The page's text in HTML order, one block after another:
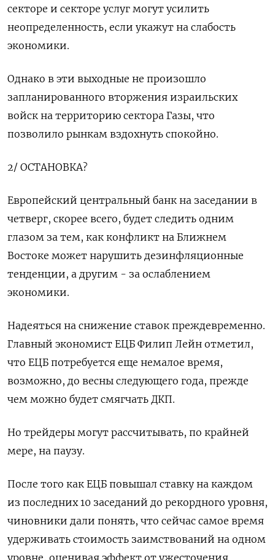
секторе и секторе услуг могут усилить
неопределенность, если укажут на слабость
экономики.
Однако в эти выходные не произошло
запланированного вторжения израильских
войск на территорию сектора Газы, что
позволило рынкам вздохнуть спокойно.
2/ ОСТАНОВКА?
Европейский центральный банк на заседании в
четверг, скорее всего, будет следить одним
глазом за тем, как конфликт на Ближнем
Востоке может нарушить дезинфляционные
тенденции, а другим - за ослаблением
экономики.
Надеяться на снижение ставок преждевременно.
Главный экономист ЕЦБ Филип Лейн отметил,
что ЕЦБ потребуется еще немалое время,
возможно, до весны следующего года, прежде
чем можно будет смягчать ДКП.
Но трейдеры могут рассчитывать, по крайней
мере, на паузу.
После того как ЕЦБ повышал ставку на каждом
из последних 10 заседаний до рекордного уровня,
чиновники дали понять, что сейчас самое время
удерживать стоимость заимствований на одном
уровне, оценивая эффект от ужесточения